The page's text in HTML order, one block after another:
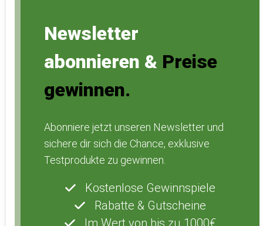
Newsletter
abonnieren & Preise
gewinnen.
Abonniere jetzt unseren Newsletter und
sichere dir sich die Chance, exklusive
Testprodukte zu gewinnen.
Kostenlose Gewinnspiele
Rabatte & Gutscheine
Im Wert von bis zu 1000€